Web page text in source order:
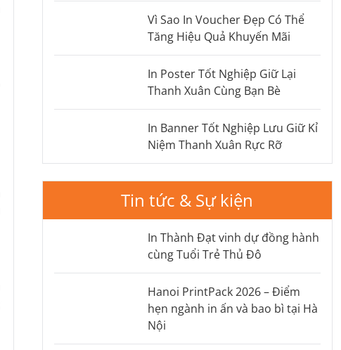
Vì Sao In Voucher Đẹp Có Thể
Tăng Hiệu Quả Khuyến Mãi
In Poster Tốt Nghiệp Giữ Lại
Thanh Xuân Cùng Bạn Bè
In Banner Tốt Nghiệp Lưu Giữ Kỉ
Niệm Thanh Xuân Rực Rỡ
Tin tức & Sự kiện
In Thành Đạt vinh dự đồng hành
cùng Tuổi Trẻ Thủ Đô
Hanoi PrintPack 2026 – Điểm
hẹn ngành in ấn và bao bì tại Hà
Nội